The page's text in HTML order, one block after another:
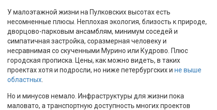
У малоэтажной жизни на Пулковских высотах есть
несомненные плюсы. Неплохая экология, близость к природе,
дворцово-парковым ансамблям, минимум соседей и
симпатичная застройка, соразмерная человеку и
несравнимая со скученными Мурино или Кудрово. Плюс
городская прописка. Цены, как можно видеть, в таких
проектах хотя и подросли, но ниже петербургских и не выше
областных
Но и минусов немало. Инфраструктуры для жизни пока
маловато, а транспортную доступность многих проектов